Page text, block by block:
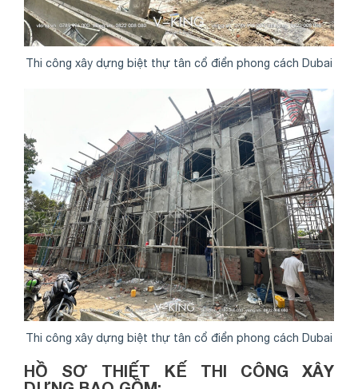
Thi công xây dựng biệt thự tân cổ điển phong cách Dubai
Thi công xây dựng biệt thự tân cổ điển phong cách Dubai
HỒ SƠ THIẾT KẾ THI CÔNG XÂY